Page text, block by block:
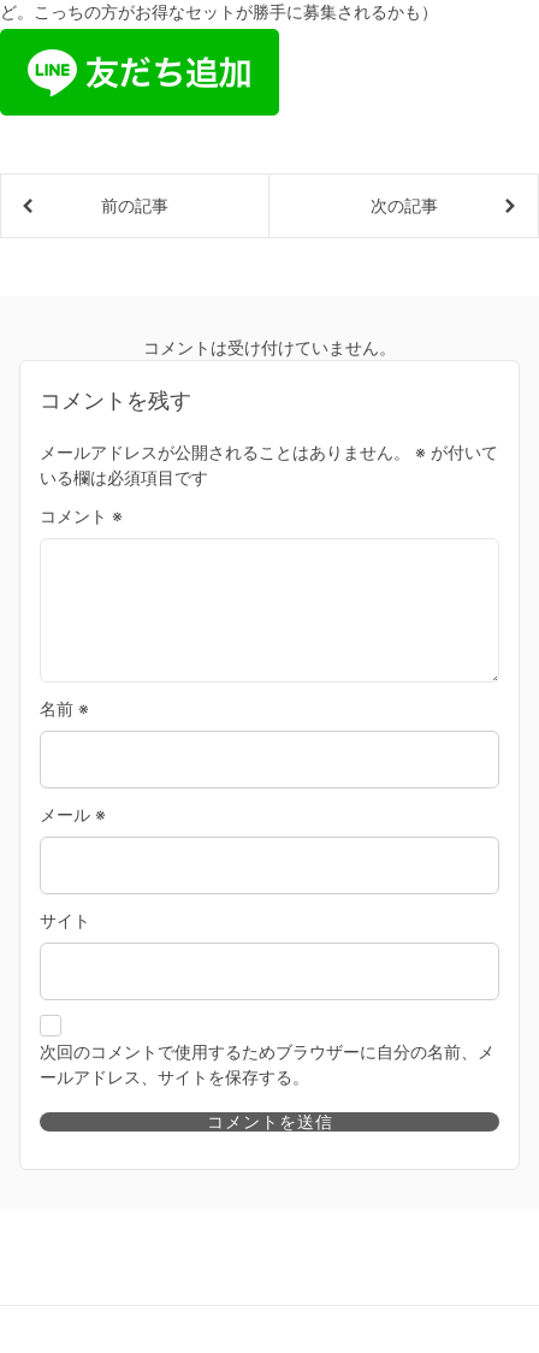
ど。こっちの方がお得なセットが勝手に募集されるかも）
前の記事 次の記事
コメントは受け付けていません。
コメントを残す
メールアドレスが公開されることはありません。 ※ が付いて
いる欄は必須項目です
コメント ※
名前 ※
メール ※
サイト
次回のコメントで使用するためブラウザーに自分の名前、メ
ールアドレス、サイトを保存する。